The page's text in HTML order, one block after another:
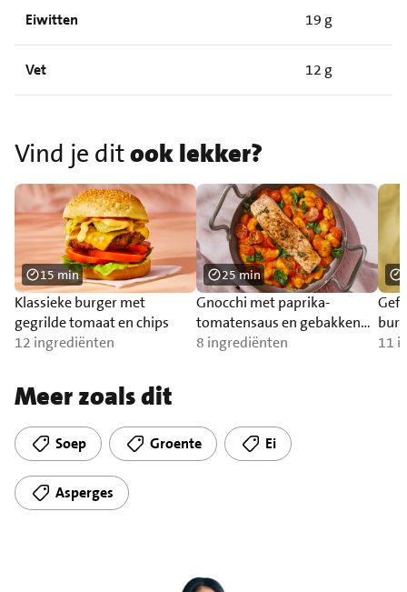
Eiwitten 19 g
Vet 12 g
Vind je ditook lekker?
Klassieke burger met
gegrilde tomaat en chips
12 ingrediënten
15 min
Gnocchi met paprika-
tomatensaus en gebakken
zalm
8 ingrediënten
25 min
11
Meer zoals dit
Soep Groente Ei
Asperges